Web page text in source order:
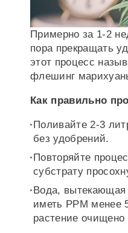
Примерно за 1-2
пора прекращать
этот процесс
флешинг
Как правильно
Поливайте 2-3
без удобрений.
Повторяйте
субстрату
Вода,
иметь PPM менее
растение очищено